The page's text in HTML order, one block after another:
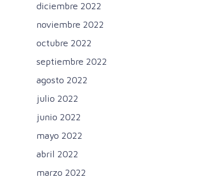
diciembre 2022
noviembre 2022
octubre 2022
septiembre 2022
agosto 2022
julio 2022
junio 2022
mayo 2022
abril 2022
marzo 2022